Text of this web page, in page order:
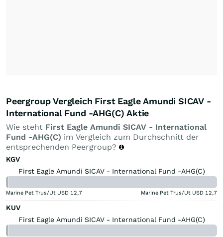
Peergroup Vergleich First Eagle Amundi SICAV -
International Fund -AHG(C) Aktie
Wie steht First Eagle Amundi SICAV - International
Fund -AHG(C) im Vergleich zum Durchschnitt der
entsprechenden Peergroup?
KGV
First Eagle Amundi SICAV - International Fund -AHG(C)
Marine Pet Trus/Ut USD 12,7 Marine Pet Trus/Ut USD 12,7
KUV
First Eagle Amundi SICAV - International Fund -AHG(C)